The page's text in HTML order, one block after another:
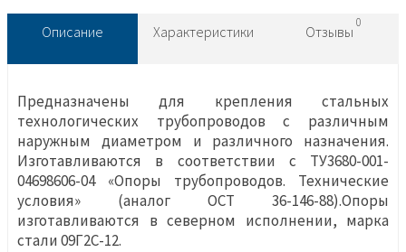
Описание Характеристики Отзывы
0
Предназначены для крепления стальных
технологических трубопроводов с различным
наружным диаметром и различного назначения.
Изготавливаются в соответствии с ТУ3680-001-
04698606-04 «Опоры трубопроводов. Технические
условия» (аналог ОСТ 36-146-88).Опоры
изготавливаются в северном исполнении, марка
стали 09Г2С-12.